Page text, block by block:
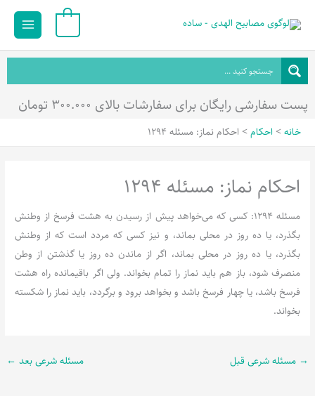
محتوا
Main
پست سفارشی رایگان برای سفارشات بالای ۳۰۰.۰۰۰ تومان
خانه احکام احکام نماز: مسئله 1294
احکام نماز: مسئله 1294
مسئله 1294: کسی که می‌خواهد پیش از رسیدن به هشت فرسخ از وطنش
بگذرد، یا ده روز در محلی بماند، و نیز کسی که مردد است که از وطنش
بگذرد، یا ده روز در محلی بماند، اگر از ماندن ده روز یا گذشتن از وطن
منصرف شود، باز هم باید نماز را تمام بخواند. ولی اگر باقیمانده راه هشت
فرسخ باشد، یا چهار فرسخ باشد و بخواهد برود و برگردد، باید نماز را شکسته
بخواند.
→ مسئله شرعی قبل مسئله شرعی بعد ←